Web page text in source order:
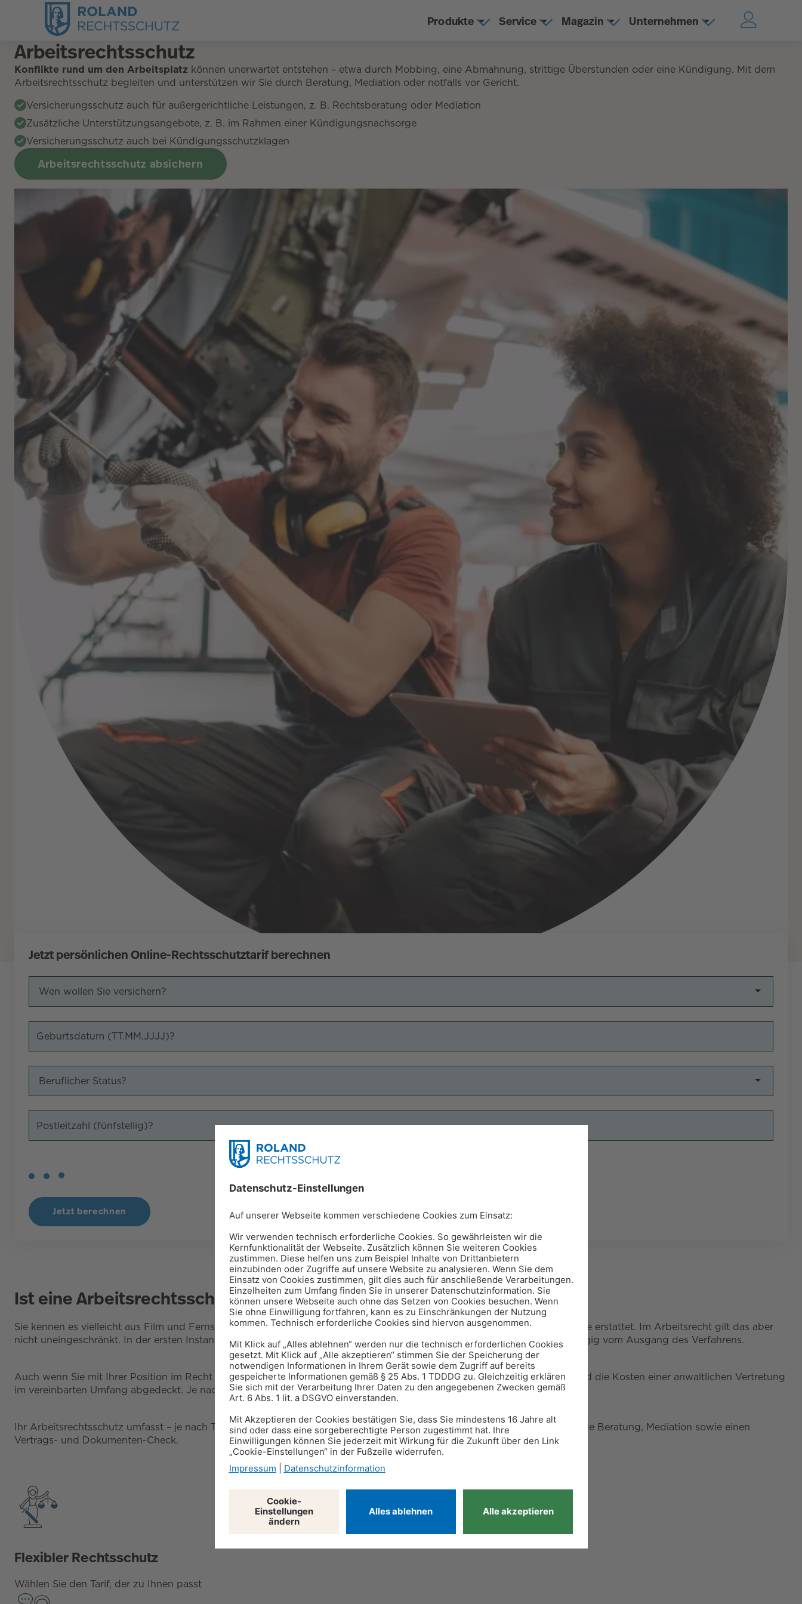
Produkte Service Magazin Unternehmen
Arbeitsrechtsschutz
Konflikte rund um den Arbeitsplatz können unerwartet entstehen – etwa durch Mobbing, eine Abmahnung, strittige Überstunden oder eine Kündigung. Mit dem
Arbeitsrechtsschutz begleiten und unterstützen wir Sie durch Beratung, Mediation oder notfalls vor Gericht.
Versicherungsschutz auch für außergerichtliche Leistungen, z. B. Rechtsberatung oder Mediation
Zusätzliche Unterstützungsangebote, z. B. im Rahmen einer Kündigungsnachsorge
Versicherungsschutz auch bei Kündigungsschutzklagen
Arbeitsrechtsschutz absichern
Jetzt persönlichen Online-Rechtsschutztarif berechnen
Wen wollen Sie versichern?
Beruflicher Status?
Jetzt berechnen
Ist eine Arbeitsrechtsschutzversicherung notwendig?
Sie kennen es vielleicht aus Film und Fernsehen: Wer vor Gericht gewinnt, bekommt die Anwaltskosten von der Gegenseite erstattet. Im Arbeitsrecht gilt das aber
nicht uneingeschränkt. In der ersten Instanz vor dem Arbeitsgericht trägt jede Partei ihre Anwaltskosten selbst – unabhängig vom Ausgang des Verfahrens.
Auch wenn Sie mit Ihrer Position im Recht sind, können dadurch erhebliche Kosten entstehen. Mit dem Baustein Beruf sind die Kosten einer anwaltlichen Vertretung
im vereinbarten Umfang abgedeckt. Je nach Tarif fällt nur eine Selbstbeteiligung an.
Ihr Arbeitsrechtsschutz umfasst – je nach Tarif – weitere Leistungen, etwa eine telefonische Ersteinschätzung, psychosoziale Beratung, Mediation sowie einen
Vertrags- und Dokumenten-Check.
Flexibler Rechtsschutz
Wählen Sie den Tarif, der zu Ihnen passt